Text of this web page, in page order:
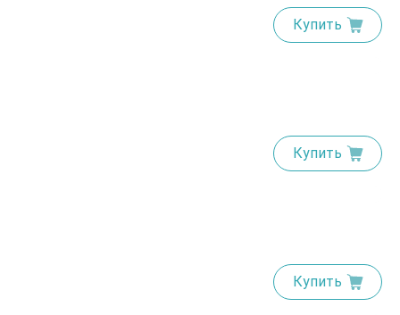
Купить
Купить
Купить